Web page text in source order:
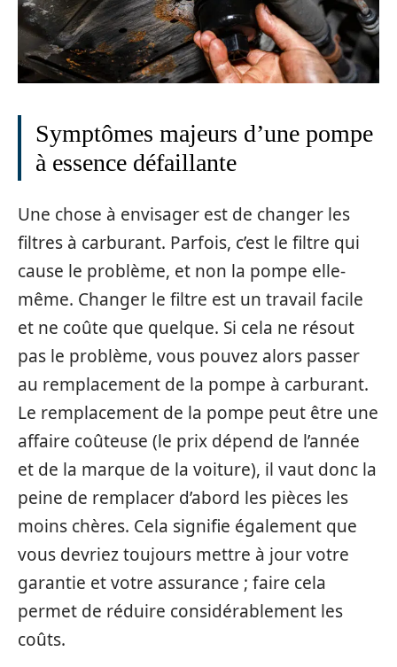
Symptômes majeurs d’une pompe
à essence défaillante
Une chose à envisager est de changer les
filtres à carburant. Parfois, c’est le filtre qui
cause le problème, et non la pompe elle-
même. Changer le filtre est un travail facile
et ne coûte que quelque. Si cela ne résout
pas le problème, vous pouvez alors passer
au remplacement de la pompe à carburant.
Le remplacement de la pompe peut être une
affaire coûteuse (le prix dépend de l’année
et de la marque de la voiture), il vaut donc la
peine de remplacer d’abord les pièces les
moins chères. Cela signifie également que
vous devriez toujours mettre à jour votre
garantie et votre assurance ; faire cela
permet de réduire considérablement les
coûts.